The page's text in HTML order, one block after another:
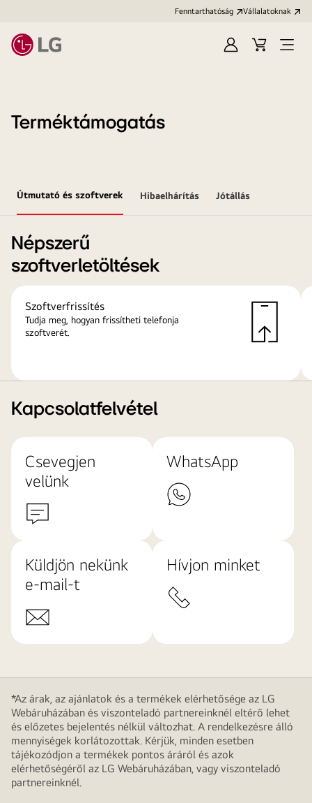
Fenntarthatóság Vállalatoknak
Bejelentkezés
KosárMenü
Terméktámogatás
Útmutató és szoftverek Hibaelhárítás Jótállás
Népszerű
szoftverletöltések
Szoftverfrissítés
Tudja meg, hogyan frissítheti telefonja
szoftverét.
Kapcsolatfelvétel
Csevegjen
velünk
WhatsApp
Küldjön nekünk
e-mail-t
Hívjon minket
*Az árak, az ajánlatok és a termékek elérhetősége az LG
Webáruházában és viszonteladó partnereinknél eltérő lehet
és előzetes bejelentés nélkül változhat. A rendelkezésre álló
mennyiségek korlátozottak. Kérjük, minden esetben
tájékozódjon a termékek pontos áráról és azok
elérhetőségéről az LG Webáruházában, vagy viszonteladó
partnereinknél.